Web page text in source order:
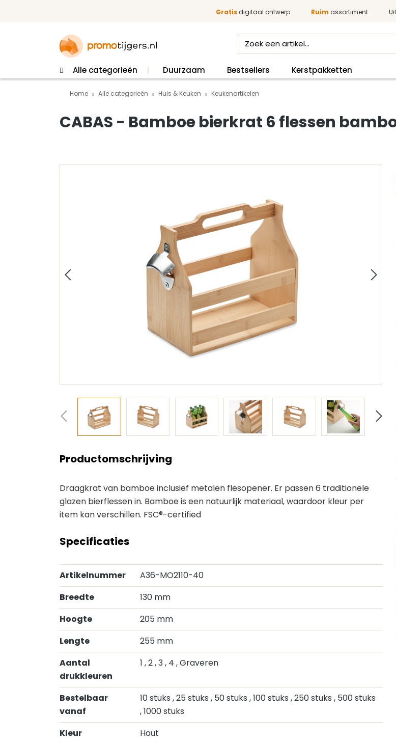
Gratisdigitaal ontwerp Ruim assortiment
Alle categorieën Duurzaam Bestsellers Kerstpakketten
Home Alle categorieën Huis & Keuken Keukenartikelen
CABAS - Bamboe bierkrat 6 flessen
Productomschrijving
Draagkrat van bamboe inclusief metalen flesopener. Er passen 6 traditionele
glazen bierflessen in. Bamboe is een natuurlijk materiaal, waardoor kleur per
item kan verschillen. FSC®-certified
Specificaties
Artikelnummer
A36-MO2110-40
Breedte
130 mm
Hoogte
205 mm
Lengte
255 mm
Aantal
drukkleuren
1 , 2, 3, 4 , Graveren
Bestelbaar
vanaf
10 stuks , 25 stuks , 50 stuks , 100 stuks , 250 stuks , 500 stuks
, 1000 stuks
Kleur
Hout